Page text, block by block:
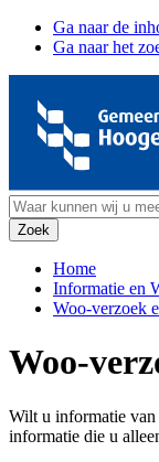
Ga naar de
Ga naar het
Home
Informatie en
Woo-verzoek
Woo-
Wilt u informatie van
informatie die u